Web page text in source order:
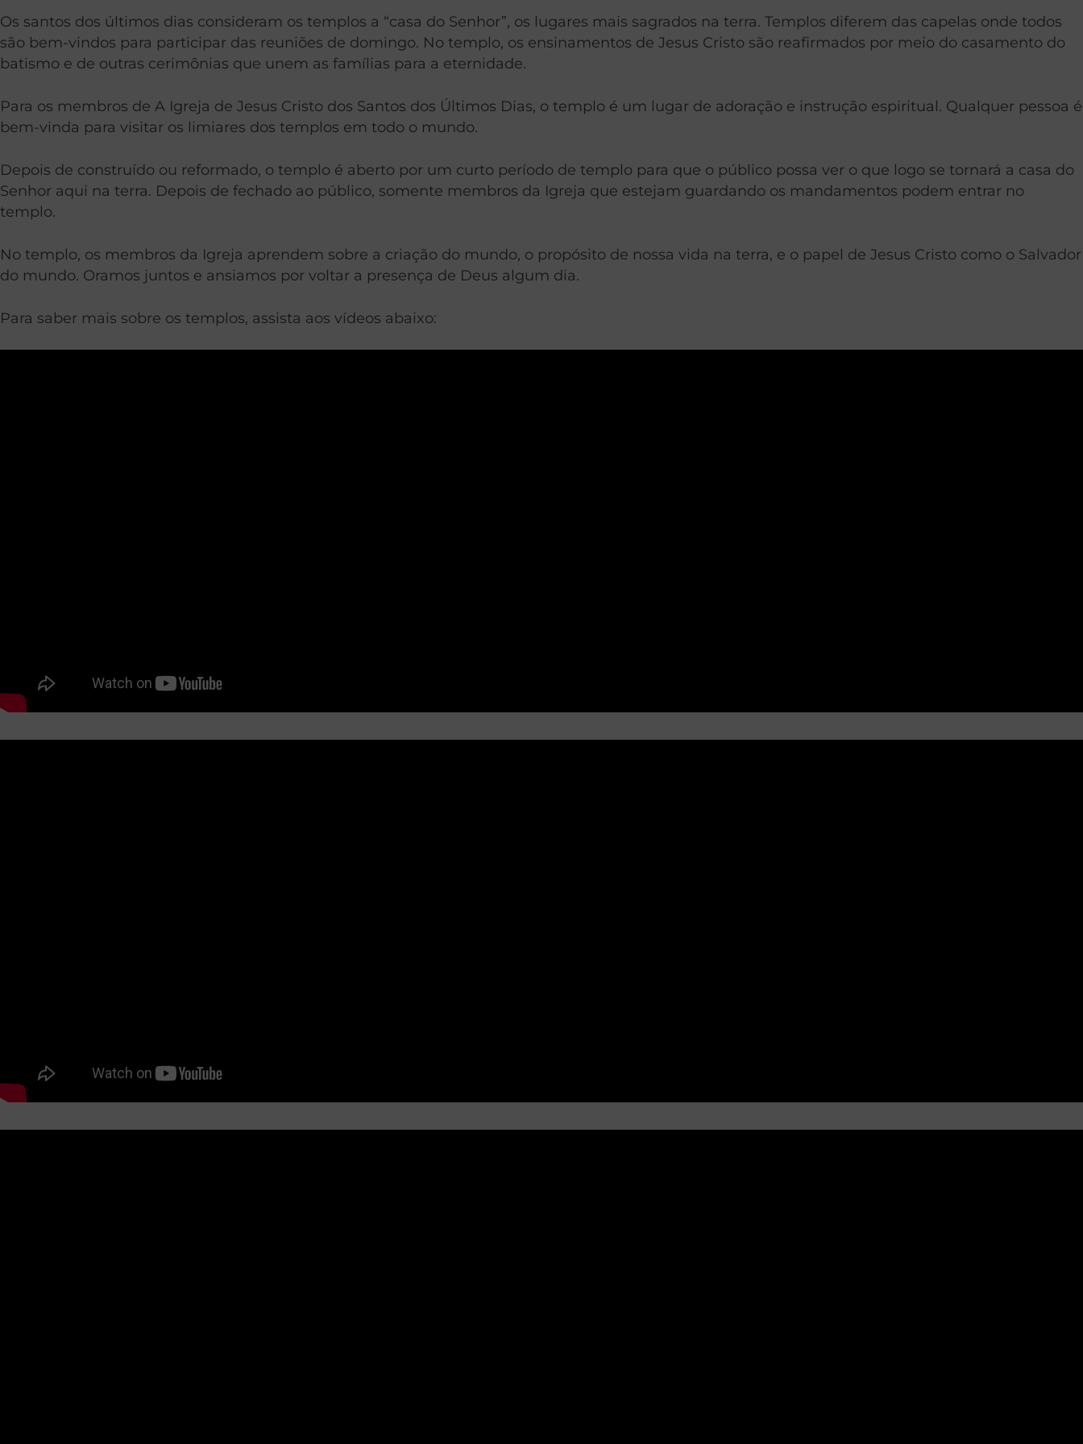
Os santos dos últimos dias consideram os templos a “casa do Senhor”, os lugares mais sagrados na terra. Templos diferem das capelas onde todos
são bem-vindos para participar das reuniões de domingo. No templo, os ensinamentos de Jesus Cristo são reafirmados por meio do casamento do
batismo e de outras cerimônias que unem as famílias para a eternidade.
Para os membros de A Igreja de Jesus Cristo dos Santos dos Últimos Dias, o templo é um lugar de adoração e instrução espiritual. Qualquer pessoa é
bem-vinda para visitar os limiares dos templos em todo o mundo.
Depois de construído ou reformado, o templo é aberto por um curto período de templo para que o público possa ver o que logo se tornará a casa do
Senhor aqui na terra. Depois de fechado ao público, somente membros da Igreja que estejam guardando os mandamentos podem entrar no
templo.
No templo, os membros da Igreja aprendem sobre a criação do mundo, o propósito de nossa vida na terra, e o papel de Jesus Cristo como o Salvador
do mundo. Oramos juntos e ansiamos por voltar a presença de Deus algum dia.
Para saber mais sobre os templos, assista aos vídeos abaixo: